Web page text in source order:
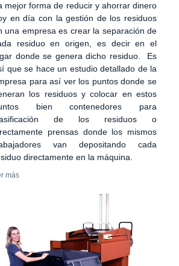
mejor forma de reducir y ahorrar dinero
en día con la gestión de los residuos
una empresa es crear la separación de
residuo en origen, es decir en el
donde se genera dicho residuo. Es
que se hace un estudio detallado de la
para así ver los puntos donde se
los residuos y colocar en estos
bien contenedores para
de los residuos o
prensas donde los mismos
van depositando cada
directamente en la máquina.
más